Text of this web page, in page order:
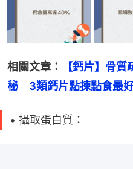
相關文章：
【鈣片】骨
秘　3類鈣片點揀點食最
• 攝取蛋白質：